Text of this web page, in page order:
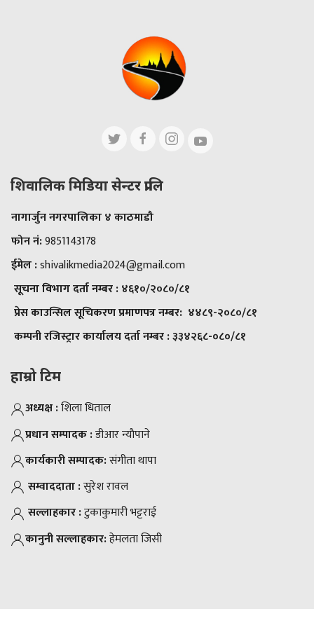
शिवालिक मिडिया सेन्टर प्रालि
नागार्जुन नगरपालिका ४ काठमाडौ
फोन नं:9851143178
ईमेल :shivalikmedia2024@gmail.com
सूचना विभाग दर्ता नम्बर :४६१०/२०८०/८१
प्रेस काउन्सिल सूचिकरण प्रमाणपत्र नम्बर: ४४८९-२०८०/८१
कम्पनी रजिस्ट्रार कार्यालय दर्ता नम्बर :३३४२६८-०८०/८१
हाम्रो टिम
अध्यक्ष :शिला धिताल
प्रधान सम्पादक :डीआर न्याैपाने
कार्यकारी सम्पादक:संगीता थापा
सम्वाददाता :सुरेश रावल
सल्लाहकार :टुकाकुमारी भट्टराई
कानुनी सल्लाहकार:हेमलता जिसी